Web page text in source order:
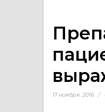
17 ноября, 2016